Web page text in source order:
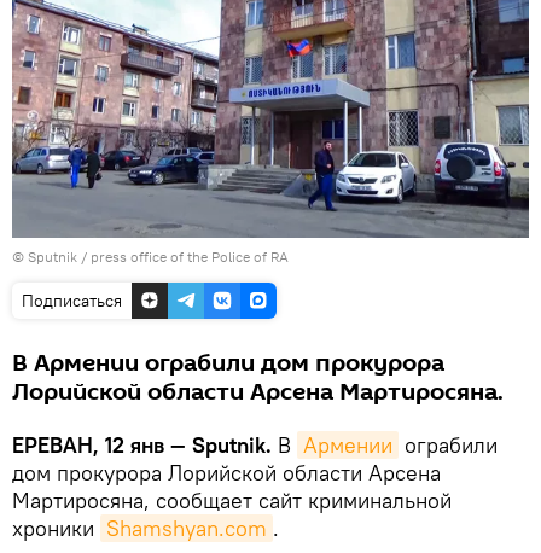
© Sputnik / press office of the Police of RA
Подписаться
В Армении ограбили дом прокурора
Лорийской области Арсена Мартиросяна.
ЕРЕВАН, 12 янв — Sputnik. В Армении ограбили
дом прокурора Лорийской области Арсена
Мартиросяна, сообщает сайт криминальной
хроники Shamshyan.com .